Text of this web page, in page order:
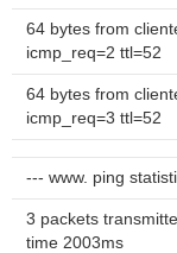
64 bytes from
icmp_req=2 ttl=52
64 bytes from
icmp_req=3 ttl=52
--- www. ping
3 packets
time 2003ms